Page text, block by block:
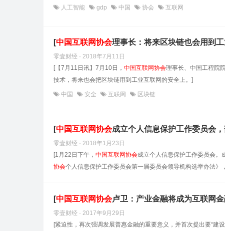
人工智能 gdp 中国 协会 互联网
[中国互联网协会理事长：将来区块链也会用到
零壹财经 · 2018年7月11日
[【7月11日讯】7月10日， 中国互联网协会理事长、中国工程院
技术，将来也会把区块链用到工业互联网的安全上。]
中国 安全 互联网 区块链
[中国互联网协会成立个人信息保护工作委员会
零壹财经 · 2018年1月23日
[1月22日下午， 中国互联网协会成立个人信息保护工作委员会。
协会个人信息保护工作委员会第一届委员会领导机构选举办法》
[中国互联网协会卢卫：产业金融将成为互联网
零壹财经 · 2017年9月29日
[紧迫性，再次强调发展普惠金融的重要意义，并首次提出要“建